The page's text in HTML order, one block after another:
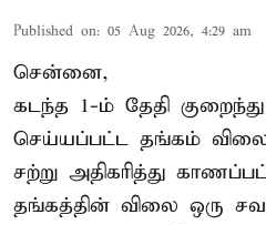
Published on: 05 Aug 2026, 4:29 am
சென்னை,
கடந்த 1-ம் தேதி
செய்யப்பட்ட தங்கம் விலை
சற்று அதிகரித்து
தங்கத்தின் விலை ஒரு